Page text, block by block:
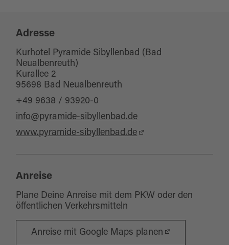
Adresse
Kurhotel Pyramide Sibyllenbad (Bad
Neualbenreuth)
Kurallee 2
95698 Bad Neualbenreuth
+49 9638 / 93920-0
info@pyramide-sibyllenbad.de
www.pyramide-sibyllenbad.de
Anreise
Plane Deine Anreise mit dem PKW oder den
öffentlichen Verkehrsmitteln
Anreise mit Google Maps planen